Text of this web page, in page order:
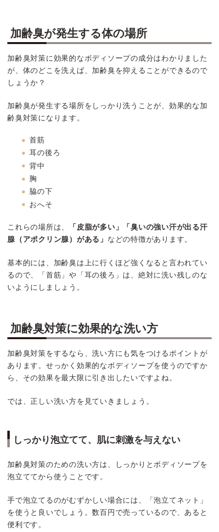
加齢臭が発生する体の場所
加齢臭対策に効果的なボディソープの成分はわかりました
が、体のどこを洗えば、加齢臭を抑えることができるので
しょうか？
加齢臭が発生する場所をしっかり洗うことが、効果的な加
齢臭対策になります。
首筋
耳の後ろ
背中
胸
脇の下
おへそ
これらの場所は、
「皮脂が多い」「臭いの強い汗が出る汗
腺（アポクリン腺）がある」 などの特徴があります。
基本的には、加齢臭は上に行くほど強くなると言われてい
るので、「首筋」や「耳の後ろ」は、絶対に洗い残しのな
いようにしましょう。
加齢臭対策に効果的な洗い方
加齢臭対策をするなら、洗い方にも気をつけるポイントが
あります。せっかく効果的なボディソープを使うのですか
ら、その効果を最大限に引き出したいですよね。
では、正しい洗い方を見ていきましょう。
しっかり泡立てて、肌に刺激を与えない
加齢臭対策のための洗い方は、しっかりとボディソープを
泡立ててから使うことです。
手で泡立てるのがむずかしい場合には、「泡立てネット」
を使うと良いでしょう。数百円で売っているので、あると
便利です。